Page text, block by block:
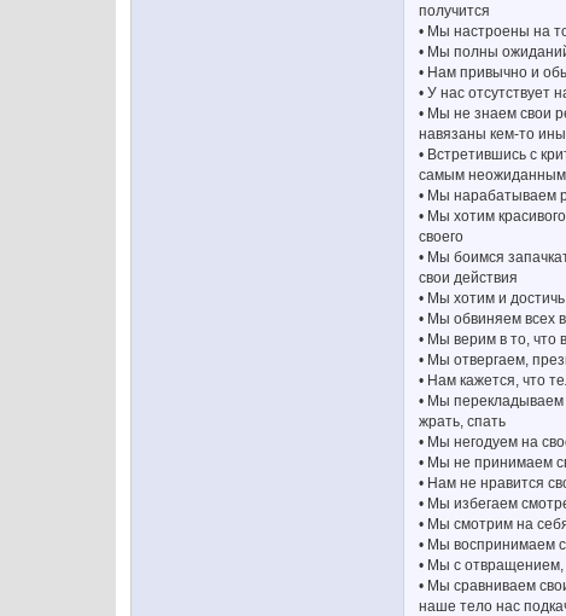
получится
• Мы настроены на
• Мы полны
• Нам привычно и
• У нас отсутствует
• Мы не знаем свои
навязаны кем-то
• Встретившись с
самым
• Мы нарабатываем
• Мы хотим
своего
• Мы боимся
свои действия
• Мы хотим и
• Мы обвиняем всех
• Мы верим в то, что
• Мы отвергаем,
• Нам кажется, что
• Мы перекладываем
жрать, спать
• Мы негодуем на
• Мы не принимаем
• Нам не нравится
• Мы избегаем
• Мы смотрим на
• Мы воспринимаем
• Мы с
• Мы сравниваем
наше тело нас